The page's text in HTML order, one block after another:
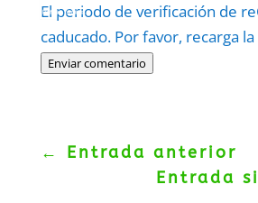
El periodo de verificación de
caducado. Por favor, recarga la
Enviar comentario
Politica–Términos.
← Entrada anterior
Entrada